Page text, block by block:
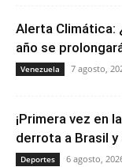
Alerta Climática:
año se
Venezuela 7 agosto,
¡Primera vez en
derrota a Brasil y
Deportes 6 agosto,